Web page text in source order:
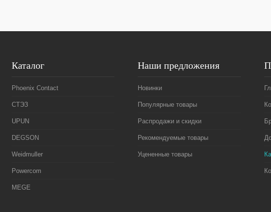
Каталог
Phoenix Contact
СТЭЗ
UPUN
DEGSON
Weidmuller
Powercom
MEGE
Наши предложения
Новинки
Популярные товары
Распродажи и скидки
Рекомендуемые товары
Уцененные товары